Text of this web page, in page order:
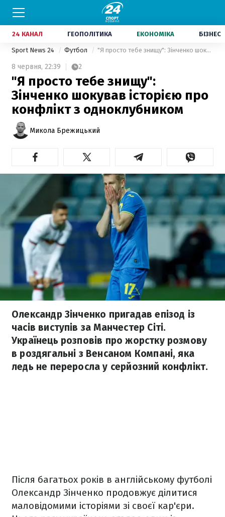
24 КАНАЛ ГЕОПОЛІТИКА ЕКОНОМІКА БІЗНЕС
Sport News 24 Футбол "Я просто тебе знищу": Зінченко шокував історією про конфлікт з одноклубником
8 червня, 22:39 2
"Я просто тебе знищу":
Зінченко шокував історією про
конфлікт з одноклубником
Микола Брежицький
Олександр Зінченко пригадав епізод із
часів виступів за Манчестер Сіті.
Українець розповів про жорстку розмову
в роздягальні з Венсаном Компані, яка
ледь не переросла у серйозний конфлікт.
Після багатьох років в англійському футболі
Олександр Зінченко продовжує ділитися
маловідомими історіями зі своєї кар'єри.